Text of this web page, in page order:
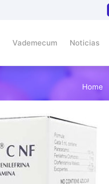
Vademecum Noticias
Home